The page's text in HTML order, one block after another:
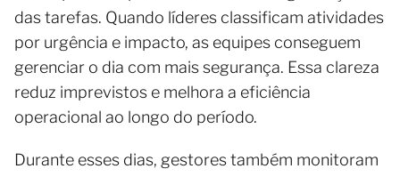
das tarefas. Quando líderes classificam atividades
por urgência e impacto, as equipes conseguem
gerenciar o dia com mais segurança. Essa clareza
reduz imprevistos e melhora a eficiência
operacional ao longo do período.
Durante esses dias, gestores também monitoram